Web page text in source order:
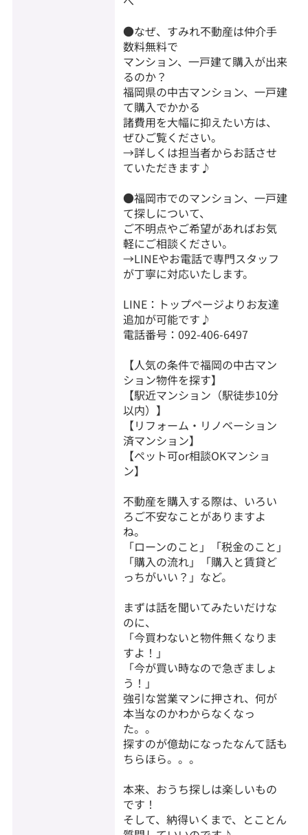
●なぜ、すみれ不動産は仲介手
数料無料で
マンション、一戸建て購入が出来
るのか？
福岡県の中古マンション、一戸建
て購入でかかる
諸費用を大幅に抑えたい方は、
ぜひご覧ください。
→詳しくは担当者からお話させ
ていただきます♪
●福岡市でのマンション、一戸建
て探しについて、
ご不明点やご希望があればお気
軽にご相談ください。
→LINEやお電話で専門スタッフ
が丁寧に対応いたします。
LINE：トップページよりお友達
追加が可能です♪
電話番号：092-406-6497
【人気の条件で福岡の中古マン
ション物件を探す】
【駅近マンション（駅徒歩10分
以内）】
【リフォーム・リノベーション
済マンション】
【ペット可or相談OKマンショ
ン】
不動産を購入する際は、いろい
ろご不安なことがありますよ
ね。
「ローンのこと」「税金のこと」
「購入の流れ」「購入と賃貸ど
っちがいい？」など。
まずは話を聞いてみたいだけな
のに、
「今買わないと物件無くなりま
すよ！」
「今が買い時なので急ぎましょ
う！」
強引な営業マンに押され、何が
本当なのかわからなくなっ
た。。
探すのが億劫になったなんて話も
ちらほら。。。
本来、おうち探しは楽しいもの
です！
そして、納得いくまで、とことん